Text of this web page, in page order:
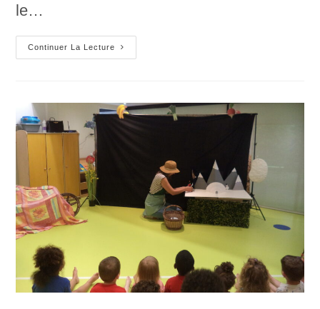
le…
Continuer La Lecture
Festival
OFF